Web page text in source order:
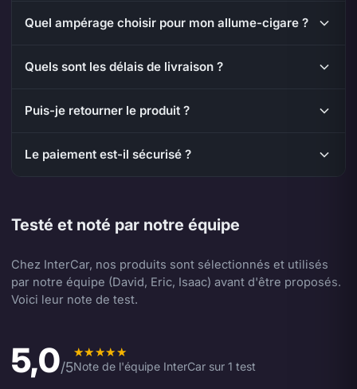
Quel ampérage choisir pour mon allume-cigare ?
Quels sont les délais de livraison ?
Puis-je retourner le produit ?
Le paiement est-il sécurisé ?
Testé et noté par notre équipe
Chez InterCar, nos produits sont sélectionnés et utilisés
par notre équipe (David, Eric, Isaac) avant d'être proposés.
Voici leur note de test.
5,0/5Note de l'équipe InterCar sur 1 test
Note moyenne de l'équipe 5,0 sur 5.